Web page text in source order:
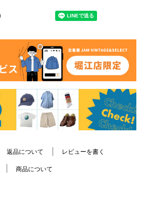
返品について レビューを書く
商品について